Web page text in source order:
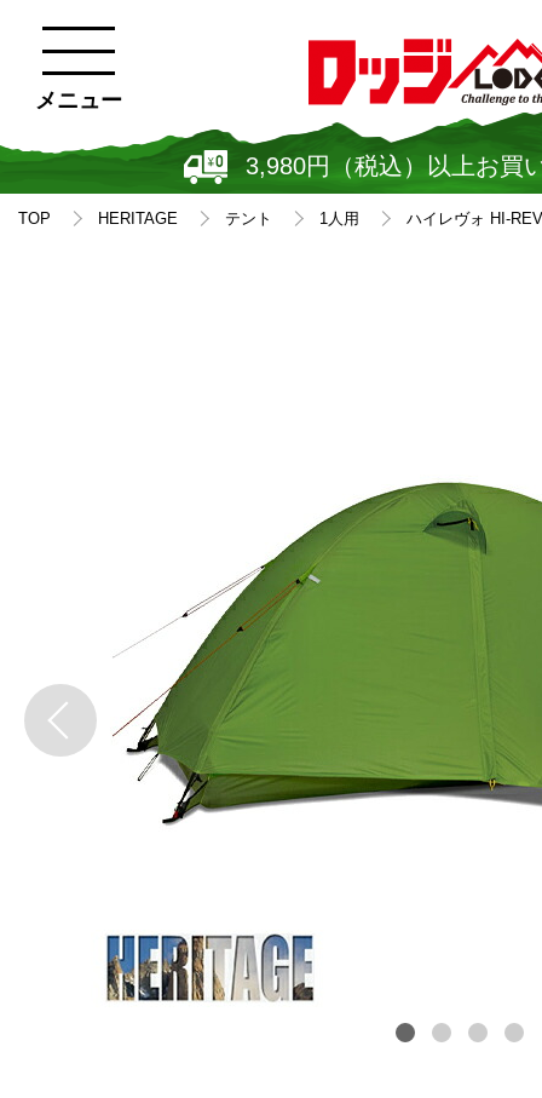
3,980円（税込）以上お買
メニュー
TOP HERITAGE テント 1人用 ハイレヴォ HI-